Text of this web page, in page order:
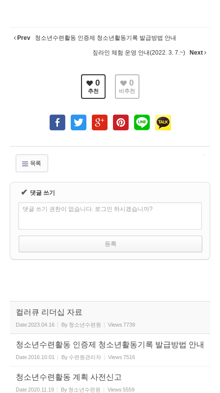
Prev 청소년수련활동 인증제 청소년활동기록 발급방법 안내
짚라인 체험 운영 안내(2022. 3. 7.~) Next
0
추천
0
비추천
목록
✔ 댓글 쓰기
댓글 쓰기 권한이 없습니다. 로그인 하시겠습니까?
컬러큐 리더십 자료
Date2023.04.16 By 청소년수련원 Views 7739
청소년수련활동 인증제 청소년활동기록 발급방법 안내
Date2016.10.01 By 수련원관리자 Views 7516
청소년수련활동 계획 사전신고
Date2020.11.19 By 청소년수련원 Views 5559